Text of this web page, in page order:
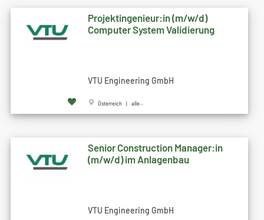
Projektingenieur:in (m/w/d)
Computer System Validierung
VTU Engineering GmbH
Österreich | alle...
Senior Construction Manager:in
(m/w/d) im Anlagenbau
VTU Engineering GmbH